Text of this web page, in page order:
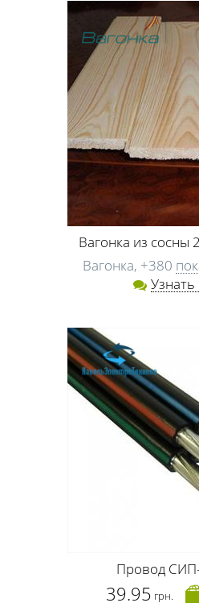
нужно все тщательно
которые нужно обратить
планирование и закупка
Бетон, гипсокартон, пластиковые
входные, межкомнатные и
строительные мелочи (шурупы,
материалы должны быть не
безопасными.
Если вы затеяли ремонт в
получили смету, не стоит
строительный супермаркет,
пенопласт или бетон. Так вы
ремонт, но в итоге не
материалами для строительства.
ситуации? Для начала
наняли строителей для
мнением, где лучше купить
изоляционные материалы,
стройматериалы для
всего, специалисты по ремонту в
дадут вам ответы на все эти
купить стройматериалы.
Кроме того, учитывайте, что вы не
деревянных дверей,
Поэтому прежде чем заказать
купить плиты для перекрытия,
осуществлять такие закупки.
незаинтересованного лица. А вот
саморезы в Черкассах вы вполне
Вагонка из сосны
Вагонка, +380
Узнать
Провод
39.95 грн.